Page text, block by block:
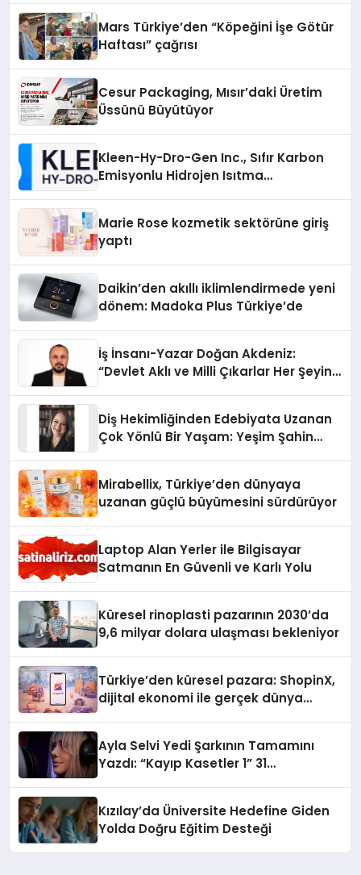
Mars Türkiye’den “Köpeğini İşe Götür
Haftası” çağrısı
Cesur Packaging, Mısır’daki Üretim
Üssünü Büyütüyor
Kleen-Hy-Dro-Gen Inc., Sıfır Karbon
Emisyonlu Hidrojen Isıtma
Marie Rose kozmetik sektörüne giriş
yaptı
Daikin’den akıllı iklimlendirmede yeni
dönem: Madoka Plus Türkiye’de
İş İnsanı-Yazar Doğan Akdeniz:
“Devlet Aklı ve Milli Çıkarlar Her Şeyin
Diş Hekimliğinden Edebiyata Uzanan
Çok Yönlü Bir Yaşam: Yeşim Şahin
Mirabellix, Türkiye’den dünyaya
uzanan güçlü büyümesini sürdürüyor
Laptop Alan Yerler ile Bilgisayar
Satmanın En Güvenli ve Karlı Yolu
Küresel rinoplasti pazarının 2030’da
9,6 milyar dolara ulaşması bekleniyor
Türkiye’den küresel pazara: ShopinX,
dijital ekonomi ile gerçek dünya
Ayla Selvi Yedi Şarkının Tamamını
Yazdı: “Kayıp Kasetler 1” 31
Kızılay’da Üniversite Hedefine Giden
Yolda Doğru Eğitim Desteği